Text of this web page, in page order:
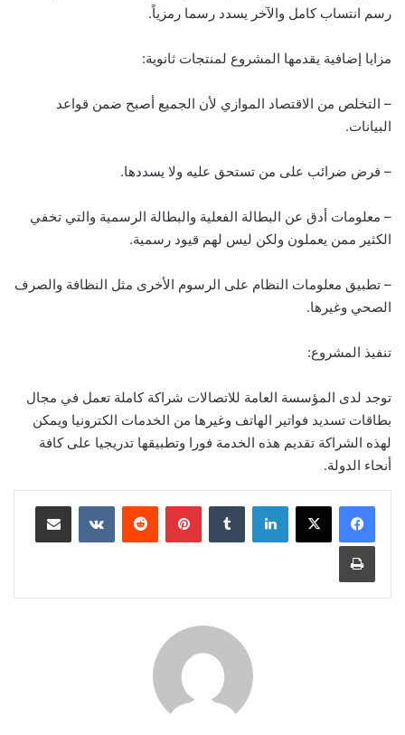
رسم انتساب كامل والآخر يسدد رسما رمزياً.
مزايا إضافية يقدمها المشروع لمنتجات ثانوية:
– التخلص من الاقتصاد الموازي لأن الجميع أصبح ضمن قواعد
البيانات.
– فرض ضرائب على من تستحق عليه ولا يسددها.
– معلومات أدق عن البطالة الفعلية والبطالة الرسمية والتي تخفي
الكثير ممن يعملون ولكن ليس لهم قيود رسمية.
– تطبيق معلومات النظام على الرسوم الأخرى مثل النظافة والصرف
الصحي وغيرها.
تنفيذ المشروع:
توجد لدى المؤسسة العامة للاتصالات شراكة كاملة تعمل في مجال
بطاقات تسديد فواتير الهاتف وغيرها من الخدمات الكترونيا ويمكن
لهذه الشراكة تقديم هذه الخدمة فورا وتطبيقها تدريجيا على كافة
أنحاء الدولة.
لينكدإن بينتيريست